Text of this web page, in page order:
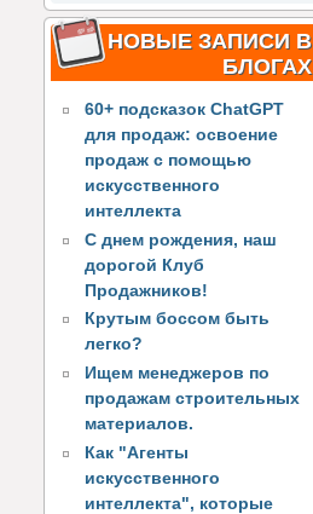
НОВЫЕ ЗАПИСИ В
БЛОГАХ
60+ подсказок ChatGPT
для продаж: освоение
продаж с помощью
искусственного
интеллекта
С днем рождения, наш
дорогой Клуб
Продажников!
Крутым боссом быть
легко?
Ищем менеджеров по
продажам строительных
материалов.
Как "Агенты
искусственного
интеллекта", которые